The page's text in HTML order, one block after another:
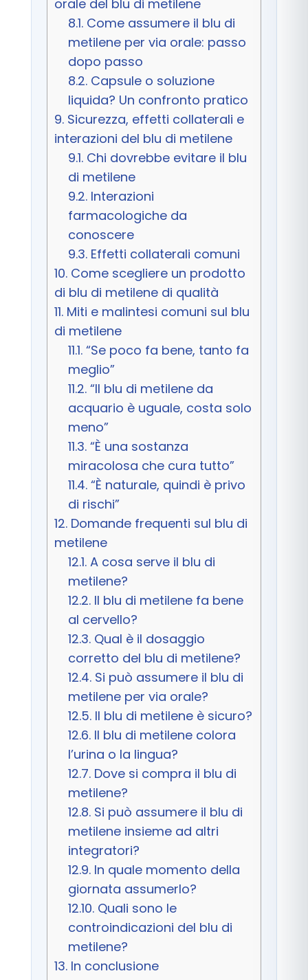
orale del blu di metilene
8.1.Come assumere il blu di
metilene per via orale: passo
dopo passo
8.2.Capsule o soluzione
liquida? Un confronto pratico
9. Sicurezza, effetti collaterali e
interazioni del blu di metilene
9.1.Chi dovrebbe evitare il blu
di metilene
9.2.Interazioni
farmacologiche da
conoscere
9.3.Effetti collaterali comuni
10. Come scegliere un prodotto
di blu di metilene di qualità
11. Miti e malintesi comuni sul blu
di metilene
11.1.“Se poco fa bene, tanto fa
meglio”
11.2.“Il blu di metilene da
acquario è uguale, costa solo
meno”
11.3.“È una sostanza
miracolosa che cura tutto”
11.4.“È naturale, quindi è privo
di rischi”
12. Domande frequenti sul blu di
metilene
12.1.A cosa serve il blu di
metilene?
12.2.Il blu di metilene fa bene
al cervello?
12.3.Qual è il dosaggio
corretto del blu di metilene?
12.4.Si può assumere il blu di
metilene per via orale?
12.5.Il blu di metilene è sicuro?
12.6.Il blu di metilene colora
l’urina o la lingua?
12.7.Dove si compra il blu di
metilene?
12.8.Si può assumere il blu di
metilene insieme ad altri
integratori?
12.9.In quale momento della
giornata assumerlo?
12.10.Quali sono le
controindicazioni del blu di
metilene?
13. In conclusione